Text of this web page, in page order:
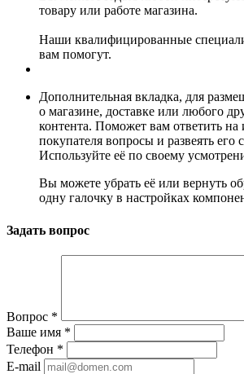
товару или работе магазина.
Наши квалифицированные
вам помогут.
Дополнительная вкладка, для
о магазине, доставке или любого
контента. Поможет вам ответить
покупателя вопросы и развеять его
Используйте её по своему
Вы можете убрать её или вернуть
одну галочку в настройках
Задать вопрос
Вопрос *
Ваше имя *
Телефон *
E-mail